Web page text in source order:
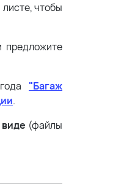
чтобы
предложите
"Багаж
.
(файлы